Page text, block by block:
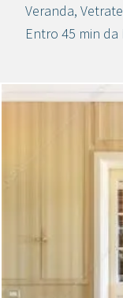
Veranda, Vetrate
Entro 45 min da